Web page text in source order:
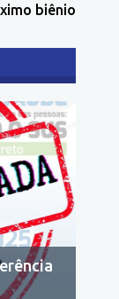
biênio